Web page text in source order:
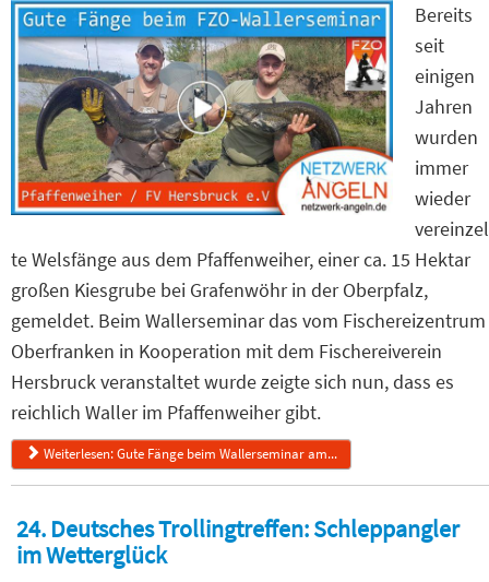
Bereits
seit
einigen
Jahren
wurden
immer
wieder
vereinzel
te Welsfänge aus dem Pfaffenweiher, einer ca. 15 Hektar
großen Kiesgrube bei Grafenwöhr in der Oberpfalz,
gemeldet. Beim Wallerseminar das vom Fischereizentrum
Oberfranken in Kooperation mit dem Fischereiverein
Hersbruck veranstaltet wurde zeigte sich nun, dass es
reichlich Waller im Pfaffenweiher gibt.
Weiterlesen: Gute Fänge beim Wallerseminar am...
24. Deutsches Trollingtreffen: Schleppangler
im Wetterglück